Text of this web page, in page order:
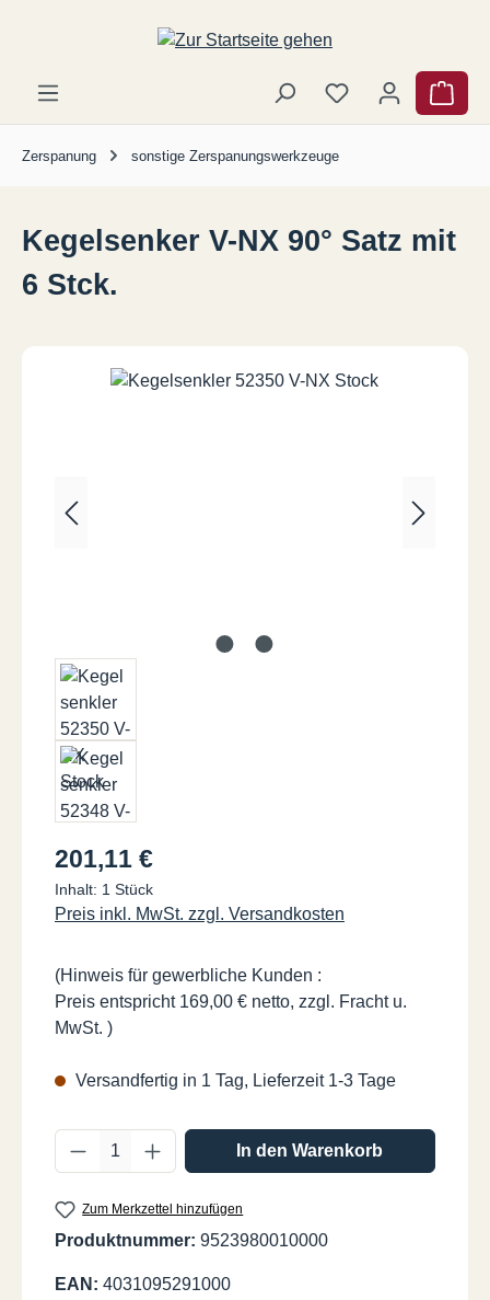
Zum Hauptinhalt springen
Zerspanung sonstige Zerspanungswerkzeuge
Kegelsenker V-NX 90° Satz mit
6 Stck.
Regulärer Preis:
201,11 €
Inhalt: 1 Stück
Preis inkl. MwSt. zzgl. Versandkosten
(Hinweis für gewerbliche Kunden :
Preis entspricht 169,00 € netto, zzgl. Fracht u.
MwSt. )
Versandfertig in 1 Tag, Lieferzeit 1-3 Tage
Produkt Anzahl: Gib den gewünschten
In den Warenkorb
Zum Merkzettel hinzufügen
Produktnummer: 9523980010000
EAN: 4031095291000